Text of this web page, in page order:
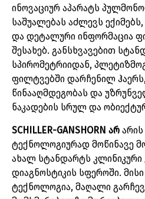
ინოვაციურ აპარატს
საშუალებას აძლევს ექიმებს,
და დეტალური ინფორმაცია
შესახებ. განსხვავებით
სპირომეტრიიდან,
ფილტვებში დარჩენილ ჰაერს,
წინააღმდეგობას და
ნაკადების სრულ და
SCHILLER-GANSHORN არ არის
ტექნოლოგიურად მოწინავე
ახალ სტანდარტს კლინიკური
დიაგნოსტიკის სფეროში. მისი
ტექნოლოგია, მაღალი